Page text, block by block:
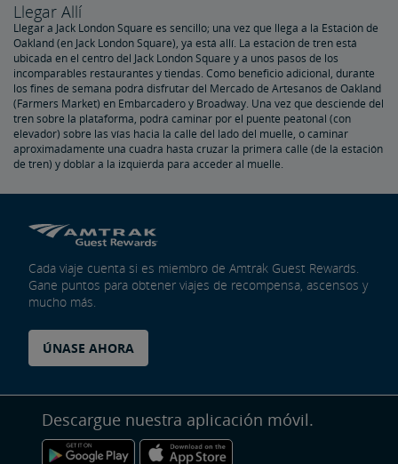
Llegar Allí
Llegar a Jack London Square es sencillo; una vez que llega a la Estación de
Oakland (en Jack London Square), ya está allí. La estación de tren está
ubicada en el centro del Jack London Square y a unos pasos de los
incomparables restaurantes y tiendas. Como beneficio adicional, durante
los fines de semana podrá disfrutar del Mercado de Artesanos de Oakland
(Farmers Market) en Embarcadero y Broadway. Una vez que desciende del
tren sobre la plataforma, podrá caminar por el puente peatonal (con
elevador) sobre las vías hacia la calle del lado del muelle, o caminar
aproximadamente una cuadra hasta cruzar la primera calle (de la estación
de tren) y doblar a la izquierda para acceder al muelle.
Cada viaje cuenta si es miembro de Amtrak Guest Rewards.
Gane puntos para obtener viajes de recompensa, ascensos y
mucho más.
ÚNASE AHORA
Descargue nuestra aplicación móvil.